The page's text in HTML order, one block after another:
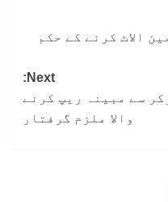
الاٹ کرنے کے حکم
Next:
سے مبینہ ریپ کرنے
والا ملزم گرفتار